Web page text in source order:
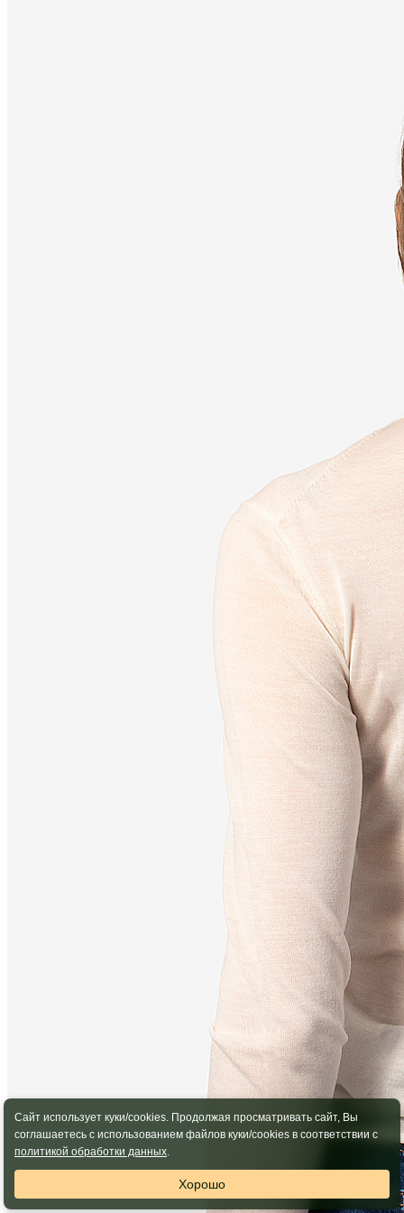
Сайт использует куки/cookies. Продолжая просматривать сайт, Вы
соглашаетесь с использованием файлов куки/cookies в соответствии с
политикой обработки данных.
Хорошо